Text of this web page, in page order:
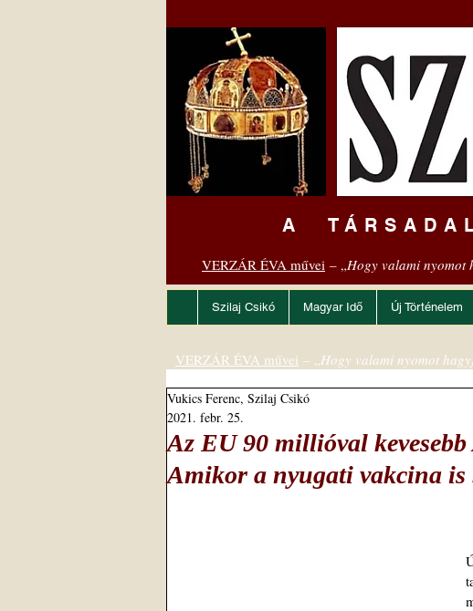
A
VERZÁR ÉVA művei – „Hogy valami nyomot
Szilaj Csikó Magyar Idő Új Történelem
Az EU 90 millióval
Amikor a nyugati vakcina is
Vukics Ferenc, Szilaj Csikó
2021. febr. 25.
VERZÁR ÉVA művei – „Hogy valami nyomot